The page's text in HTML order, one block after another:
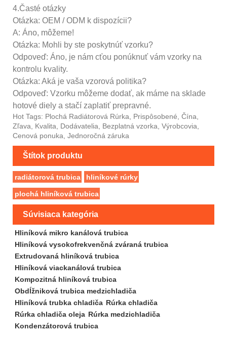
4.Časté otázky
Otázka: OEM / ODM k dispozícii?
A: Áno, môžeme!
Otázka: Mohli by ste poskytnúť vzorku?
Odpoveď: Áno, je nám cťou ponúknuť vám vzorky na
kontrolu kvality.
Otázka: Aká je vaša vzorová politika?
Odpoveď: Vzorku môžeme dodať, ak máme na sklade
hotové diely a stačí zaplatiť prepravné.
Hot Tags: Plochá Radiátorová Rúrka, Prispôsobené, Čína,
Zľava, Kvalita, Dodávatelia, Bezplatná vzorka, Výrobcovia,
Cenová ponuka, Jednoročná záruka
Štítok produktu
radiátorová trubica hliníkové rúrky
plochá hliníková trubica
Súvisiaca kategória
Hliníková mikro kanálová trubica
Hliníková vysokofrekvenčná zváraná trubica
Extrudovaná hliníková trubica
Hliníková viackanálová trubica
Kompozitná hliníková trubica
Obdĺžniková trubica medzichladiča
Hliníková trubka chladiča Rúrka chladiča
Rúrka chladiča oleja Rúrka medzichladiča
Kondenzátorová trubica